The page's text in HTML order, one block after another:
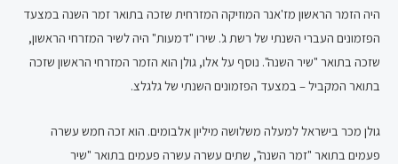
היה הזמר הראשון מז'אנר המוזיקה המזרחית שזכה בתואר זמר השנה במצעד
הפזמונים העברי השנתי של רשת ג'. שירו "דמעות" היה לשיר המזרחי הראשון,
שזכה בתואר "שיר השנה". נוסף על אלו, גולן הוא הזמר המזרחי הראשון שזכה
בתואר המקביל – במצעד הפזמונים השנתי של גלגלצ.
גולן מכר בישראל למעלה משלושה מיליון אלבומים. הוא זכה חמש עשרה
פעמים בתואר "זמר השנה", שתים עשרה עשרה פעמים בתואר "שיר